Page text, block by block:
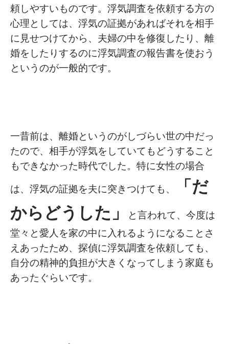
頼しやすいものです。浮気調査を依頼する方の
心理としては、浮気の証拠があればそれを相手
に見せつけてから、夫婦の中を修復したり、離
婚をしたりするのに浮気調査の報告書を使おう
というのが一般的です。
一昔前は、離婚というのがしづらい世の中だっ
たので、相手が浮気をしていてもどうすること
もできなかった時代でした。特に女性の場合
は、浮気の証拠を夫に突きつけても、
「だ
からどうした」
と言われて、今度は
堂々と愛人を家の中に入れるようになることさ
えあったため、探偵に浮気調査を依頼しても、
自分の精神的負担が大きくなってしまう家庭も
あったぐらいです。